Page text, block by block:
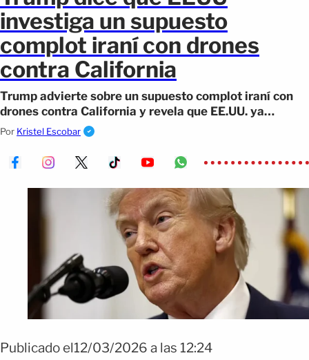
investiga un supuesto
complot iraní con drones
contra California
Trump advierte sobre un supuesto complot iraní con
drones contra California y revela que EE.UU. ya
investiga la amenaza. Aquí los detalles.
Por Kristel Escobar
Publicado el12/03/2026 a las 12:24